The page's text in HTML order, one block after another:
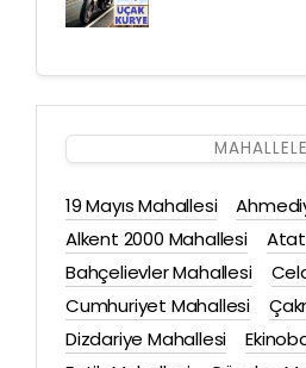
19 Mayıs Mahallesi
Alkent 2000 Mahallesi
Bahçelievler Mahallesi
Cumhuriyet Mahallesi
Dizdariye Mahallesi